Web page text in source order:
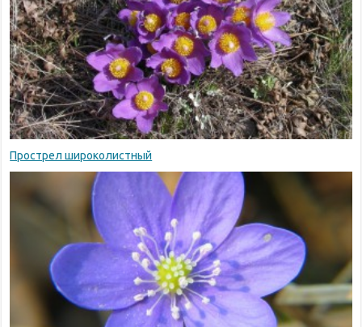
Прострел широколистный